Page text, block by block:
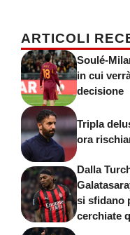
ARTICOLI
Soulé-
in cui
decisione
Tripla
ora
Dalla
si sfidano
cerchiate